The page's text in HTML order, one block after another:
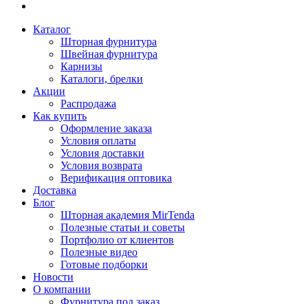
Каталог
Шторная фурнитура
Швейная фурнитура
Карнизы
Каталоги, брелки
Акции
Распродажа
Как купить
Оформление заказа
Условия оплаты
Условия доставки
Условия возврата
Верификация оптовика
Доставка
Блог
Шторная академия MirTenda
Полезные статьи и советы
Портфолио от клиентов
Полезные видео
Готовые подборки
Новости
О компании
Фурнитура под заказ